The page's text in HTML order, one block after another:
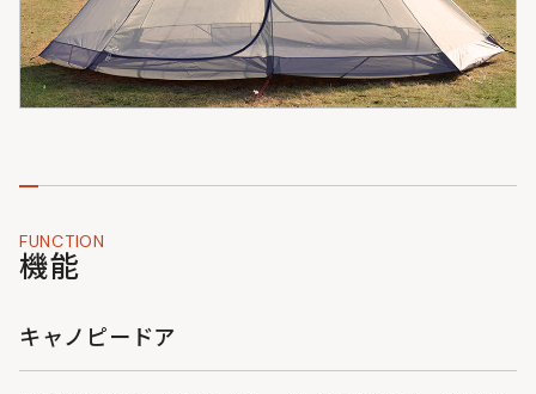
FUNCTION
機能
キャノピードア